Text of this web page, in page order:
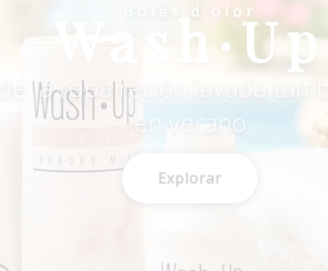
Boles d'olor
Wash·Up
de la ropa recién lavada
en verano
Explorar